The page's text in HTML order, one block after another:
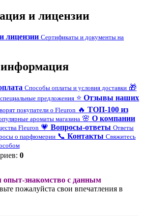
и лицензии
лицензии Сертификаты и документы на
Способы оплаты и условия доставки 🎁
предложения ⭐ Отзывы наших
покупатели о Fleuron 🔥 ТОП-100 из
ароматы магазина 🌸 О компании
Fleuron 💗 Вопросы-ответы Ответы
о парфюмерии 📞 Контакты Свяжитесь
: 0
опыт-знакомство с данным
пожалуйста свои впечатления в